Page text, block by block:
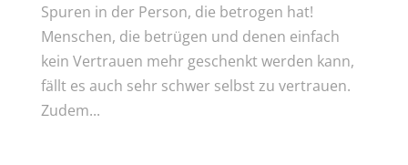
Spuren in der Person, die betrogen hat!
Menschen, die betrügen und denen einfach
kein Vertrauen mehr geschenkt werden kann,
fällt es auch sehr schwer selbst zu vertrauen.
Zudem...